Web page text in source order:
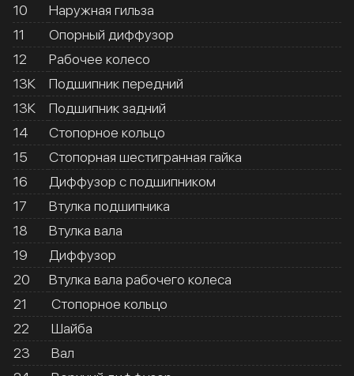
10
Наружная гильза
11
Опорный диффузор
12
Рабочее колесо
13К
Подшипник передний
13К
Подшипник задний
14
Стопорное кольцо
15
Стопорная шестигранная гайка
16
Диффузор с подшипником
17
Втулка подшипника
18
Втулка вала
19
Диффузор
20
Втулка вала рабочего колеса
21
Стопорное кольцо
22
Шайба
23
Вал